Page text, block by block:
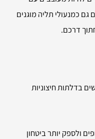
גם כמנעולי תליה מוגנים
דרכם.
בדלתות חיצוניות
ולספק יותר ביטחון